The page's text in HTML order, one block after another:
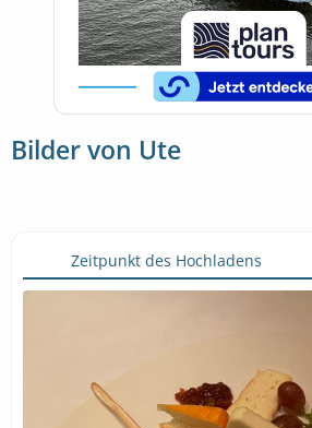
Bilder von Ute
Zeitpunkt des Hochladens